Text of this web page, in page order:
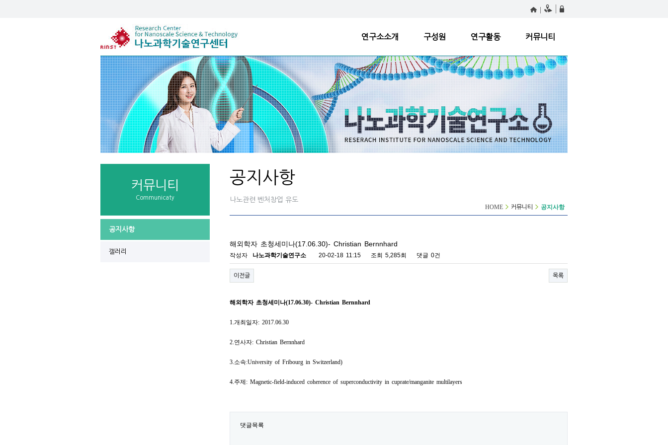
연구소소개 구성원 연구활동 커뮤니티
커뮤니티
Communicaty
공지사항
갤러리
공지사항
나노관련 벤처창업 유도
HOME
커뮤니티 공지사항
해외학자 초청세미나(17.06.30)- Christian Bernnhard
작성자 나노과학기술연구소 20-02-18 11:15 조회 5,285회 댓글 0건
이전글 목록
해외학자 초청세미나(17.06.30)- Christian Bernnhard
1.개최일자: 2017.06.30
2.연사자: Christian Bernnhard
3.소속:University of Fribourg in Switzerland)
4.주제 : Magnetic-field-induced coherence of superconductivity in cuprate/manganite multilayers
댓글목록